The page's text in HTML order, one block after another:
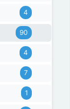
4
90
4
7
1